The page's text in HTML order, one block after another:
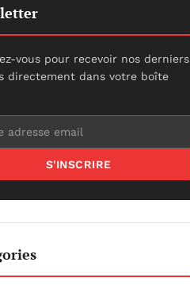
vous pour recevoir nos derniers
directement dans votre boîte
S'INSCRIRE